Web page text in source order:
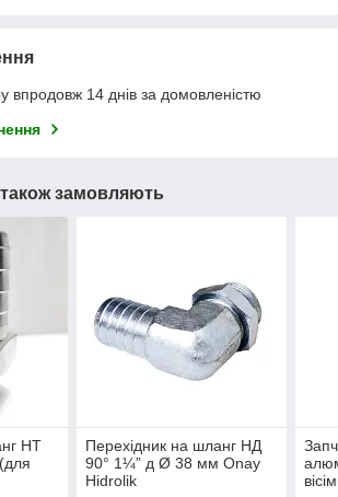
впродовж 14 днів за домовленістю
замовляють
НТ
Перехідник на шланг НД
90° 1¼” д Ø 38 мм Onay
Hidrolik